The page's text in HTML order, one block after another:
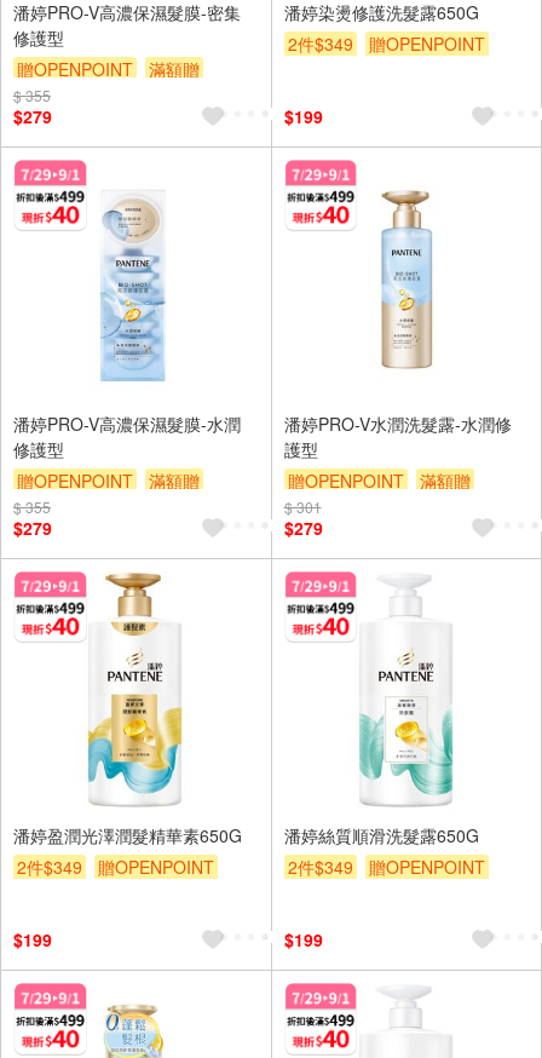
潘婷PRO-V高濃保濕髮膜-密集
修護型
贈OPENPOINT
滿額贈
滿額折
$ 355
$279
潘婷染燙修護洗髮露650G
2件$349
贈OPENPOINT
$199
潘婷PRO-V高濃保濕髮膜-水潤
修護型
贈OPENPOINT
滿額贈
滿額折
$ 355
$279
潘婷PRO-V水潤洗髮露-水潤修
護型
贈OPENPOINT
滿額贈
滿額折
$ 301
$279
潘婷盈潤光澤潤髮精華素650G
2件$349
贈OPENPOINT
$199
潘婷絲質順滑洗髮露650G
2件$349
贈OPENPOINT
$199